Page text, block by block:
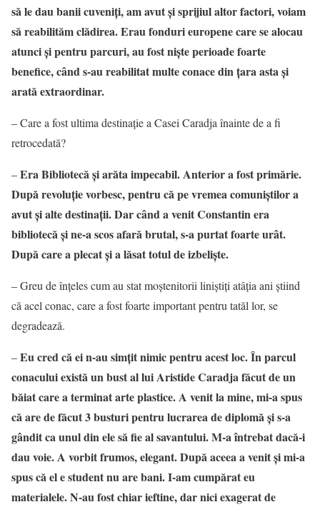
să le dau banii cuveniți, am avut și sprijiul altor factori, voiam
să reabilităm clădirea. Erau fonduri europene care se alocau
atunci și pentru parcuri, au fost niște perioade foarte
benefice, când s-au reabilitat multe conace din țara asta și
arată extraordinar.
– Care a fost ultima destinație a Casei Caradja înainte de a fi
retrocedată?
–Era Bibliotecă și arăta impecabil. Anterior a fost primărie.
După revoluție vorbesc, pentru că pe vremea comuniștilor a
avut și alte destinații. Dar când a venit Constantin era
bibliotecă și ne-a scos afară brutal, s-a purtat foarte urât.
După care a plecat și a lăsat totul de izbeliște.
– Greu de înțeles cum au stat moștenitorii liniștiți atâția ani știind
că acel conac, care a fost foarte important pentru tatăl lor, se
degradează.
–Eu cred că ei n-au simțit nimic pentru acest loc. În parcul
conacului există un bust al lui Aristide Caradja făcut de un
băiat care a terminat arte plastice. A venit la mine, mi-a spus
că are de făcut 3 busturi pentru lucrarea de diplomă și s-a
gândit ca unul din ele să fie al savantului. M-a întrebat dacă-i
dau voie. A vorbit frumos, elegant. După aceea a venit și mi-a
spus că el e student nu are bani. I-am cumpărat eu
materialele. N-au fost chiar ieftine, dar nici exagerat de